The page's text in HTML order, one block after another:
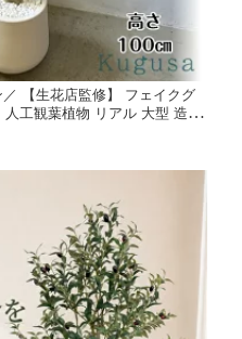
【生花店監修】 フェイクグ
工観葉植物 リアル 大型 造花
しゃれ 装飾 幸運の木 ギフト